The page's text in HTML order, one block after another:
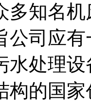
多知名
公司应
水处理
构的国